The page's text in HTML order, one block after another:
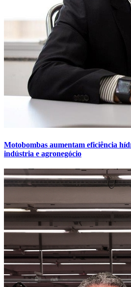
Motobombas aumentam eficiência
indústria e agronegócio